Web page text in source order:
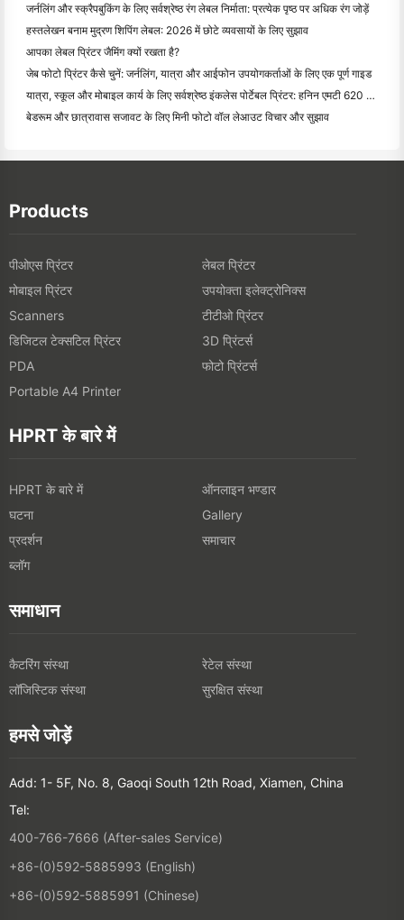
जर्नलिंग और स्क्रैपबुकिंग के लिए सर्वश्रेष्ठ रंग लेबल निर्माता: प्रत्येक पृष्ठ पर अधिक रंग जोड़ें
हस्तलेखन बनाम मुद्रण शिपिंग लेबल: 2026 में छोटे व्यवसायों के लिए सुझाव
आपका लेबल प्रिंटर जैमिंग क्यों रखता है?
जेब फोटो प्रिंटर कैसे चुनें: जर्नलिंग, यात्रा और आईफोन उपयोगकर्ताओं के लिए एक पूर्ण गाइड
यात्रा, स्कूल और मोबाइल कार्य के लिए सर्वश्रेष्ठ इंकलेस पोर्टेबल प्रिंटर: हनिन एमटी 620 प्रो समीक्षा
बेडरूम और छात्रावास सजावट के लिए मिनी फोटो वॉल लेआउट विचार और सुझाव
Products
पीओएस प्रिंटर
लेबल प्रिंटर
मोबाइल प्रिंटर
उपयोक्ता इलेक्ट्रोनिक्स
Scanners
टीटीओ प्रिंटर
डिजिटल टेक्सटिल प्रिंटर
3D प्रिंटर्स
PDA
फोटो प्रिंटर्स
Portable A4 Printer
HPRT के बारे में
HPRT के बारे में
ऑनलाइन भण्डार
घटना
Gallery
प्रदर्शन
समाचार
ब्लॉग
समाधान
कैटरिंग संस्था
रेटेल संस्था
लॉजिस्टिक संस्था
सुरक्षित संस्था
हमसे जोड़ें
Add: 1- 5F, No. 8, Gaoqi South 12th Road, Xiamen, China
Tel:
400-766-7666 (After-sales Service)
+86-(0)592-5885993 (English)
+86-(0)592-5885991 (Chinese)